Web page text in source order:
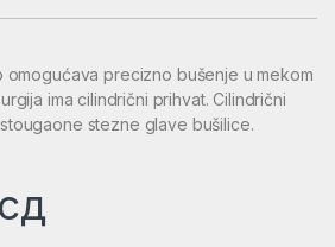
omogućava precizno bušenje u mekom
ima cilindrični prihvat. Cilindrični
stezne glave bušilice.